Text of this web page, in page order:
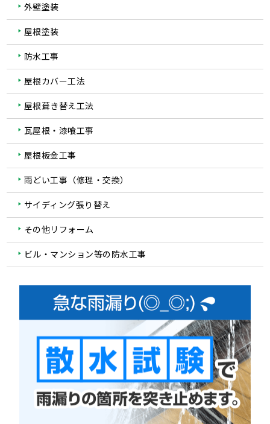
外壁塗装
屋根塗装
防水工事
屋根カバー工法
屋根葺き替え工法
瓦屋根・漆喰工事
屋根板金工事
雨どい工事（修理・交換）
サイディング張り替え
その他リフォーム
ビル・マンション等の防水工事